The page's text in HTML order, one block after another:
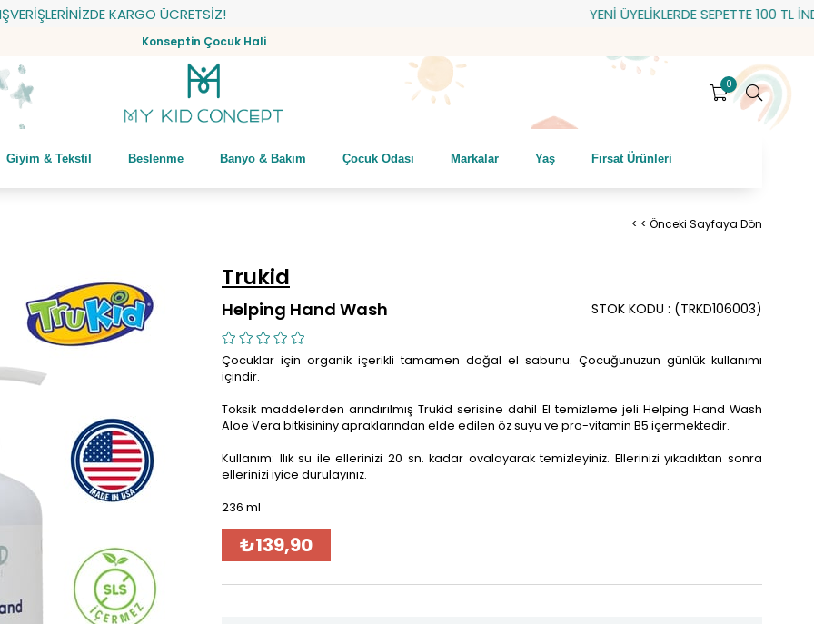
KARGO ÜCRETSİZ! YENİ ÜYELİKLERDE SEPETTE 100 TL
Konseptin Çocuk Hali
0
Giyim & Tekstil Beslenme Banyo & Bakım Çocuk Odası Markalar Yaş Fırsat Ürünleri
< < Önceki Sayfaya Dön
Trukid
Helping Hand Wash (TRKD106003)
STOK KODU
Çocuklar için organik içerikli tamamen doğal el sabunu. Çocuğunuzun günlük kullanımı
içindir.
Toksik maddelerden arındırılmış Trukid serisine dahil El temizleme jeli Helping Hand Wash
Aloe Vera bitkisininy apraklarından elde edilen öz suyu ve pro-vitamin B5 içermektedir.
Kullanım: Ilık su ile ellerinizi 20 sn. kadar ovalayarak temizleyiniz. Ellerinizi yıkadıktan sonra
ellerinizi iyice durulayınız.
236 ml
₺139,90